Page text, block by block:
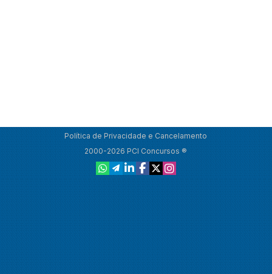
Política de Privacidade e Cancelamento
2000-2026 PCI Concursos ®